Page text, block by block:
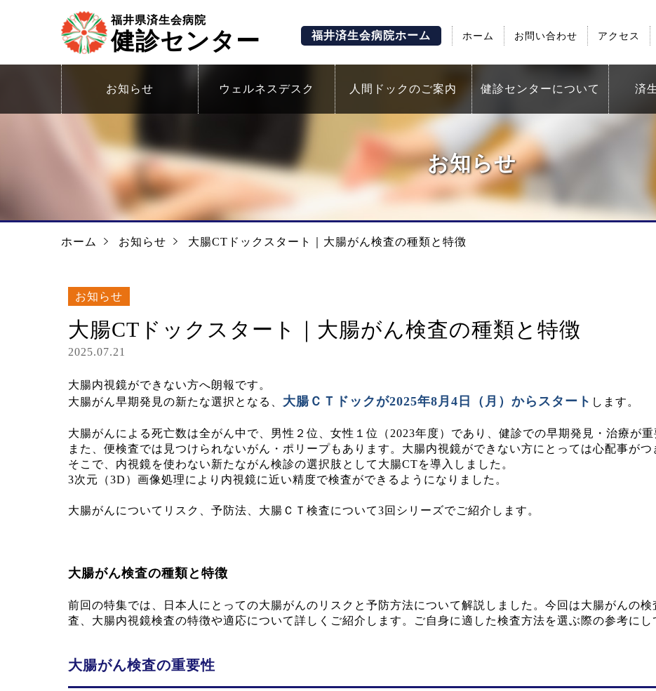
福井県済生会病院
健診センター 福井済生会病院ホーム ホーム お問い合わせ アクセス
お知らせ ウェルネスデスク 人間ドックのご案内 健診センターについて 済
お知らせ
ホーム お知らせ 大腸CTドックスタート｜大腸がん検査の種類と特徴
お知らせ
大腸CTドックスタート｜大腸がん検査の種類と特徴
2025.07.21
大腸内視鏡ができない方へ朗報です。
大腸がん早期発見の新たな選択となる、 大腸ＣＴドックが2025年8月4日（月）からスタート します。
大腸がんによる死亡数は全がん中で、男性２位、女性１位（2023年度）であり、健診での早期発見・治療が重
また、便検査では見つけられないがん・ポリープもあります。大腸内視鏡ができない方にとっては心配事がつ
そこで、内視鏡を使わない新たながん検診の選択肢として大腸CTを導入しました。
3次元（3D）画像処理により内視鏡に近い精度で検査ができるようになりました。
大腸がんについてリスク、予防法、大腸ＣＴ検査について3回シリーズでご紹介します。
大腸がん検査の種類と特徴
前回の特集では、日本人にとっての大腸がんのリスクと予防方法について解説しました。今回は大腸がんの
査、大腸内視鏡検査の特徴や適応について詳しくご紹介します。ご自身に適した検査方法を選ぶ際の参考にし
大腸がん検査の重要性